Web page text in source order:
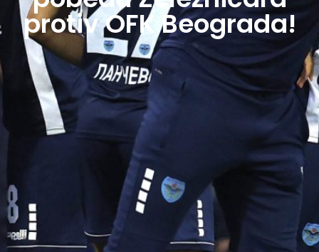
protiv OFK Beograda!